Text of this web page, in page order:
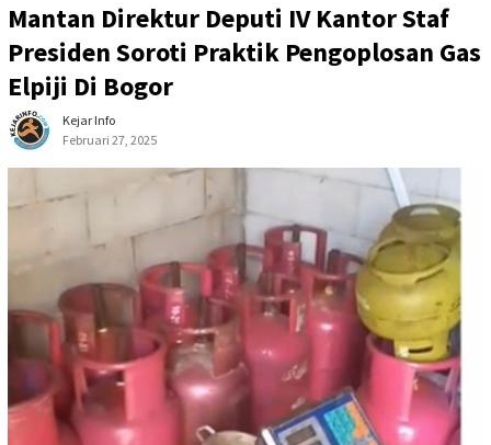
Mantan Direktur Deputi IV Kantor Staf
Presiden Soroti Praktik Pengoplosan Gas
Elpiji Di Bogor
Kejar Info
Februari 27, 2025